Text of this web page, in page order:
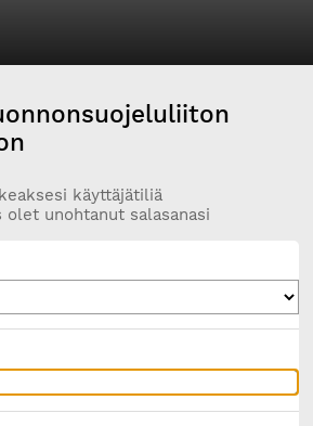
käyttäjätiliä
olet unohtanut salasanasi